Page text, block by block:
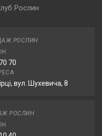
Рослин
РОСЛИН
70
вул. Шухевича, 8
РОСЛИН